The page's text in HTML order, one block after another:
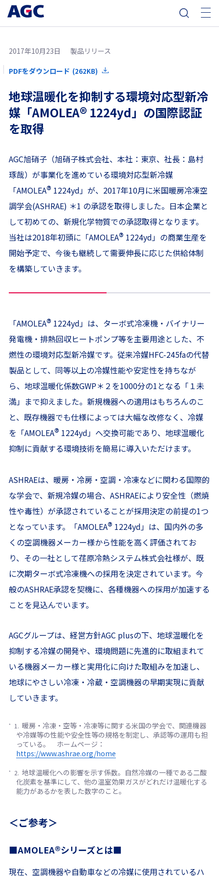
2017年10月23日 製品リリース
PDFをダウンロード (262KB)
地球温暖化を抑制する環境対応型新冷
媒「AMOLEA® 1224yd」の国際認証
を取得
AGC旭硝子（旭硝子株式会社、本社：東京、社長：島村
琢哉）が事業化を進めている環境対応型新冷媒
「AMOLEA® 1224yd」が、2017年10月に米国暖房冷凍空
調学会(ASHRAE) ＊1 の承認を取得しました。日本企業と
して初めての、新規化学物質での承認取得となります。
当社は2018年初頭に「AMOLEA® 1224yd」の商業生産を
開始予定で、今後も継続して需要伸長に応じた供給体制
を構築していきます。
「AMOLEA® 1224yd」は、ターボ式冷凍機・バイナリー
発電機・排熱回収ヒートポンプ等を主要用途とした、不
燃性の環境対応型新冷媒です。従来冷媒HFC-245faの代替
製品として、同等以上の冷媒性能や安定性を持ちなが
ら、地球温暖化係数GWP＊２を1000分の1となる「１未
満」まで抑えました。新規機器への適用はもちろんのこ
と、既存機器でも仕様によっては大幅な改修なく、冷媒
を「AMOLEA® 1224yd」へ交換可能であり、地球温暖化
抑制に貢献する環境技術を簡易に導入いただけます。
ASHRAEは、暖房・冷房・空調・冷凍などに関わる国際的
な学会で、新規冷媒の場合、ASHRAEにより安全性（燃焼
性や毒性）が承認されていることが採用決定の前提の1つ
となっています。「AMOLEA® 1224yd」は、国内外の多
くの空調機器メーカー様から性能を高く評価されてお
り、その一社として荏原冷熱システム株式会社様が、既
に次期ターボ式冷凍機への採用を決定されています。今
般のASHRAE承認を契機に、各種機器への採用が加速する
ことを見込んでいます。
AGCグループは、経営方針AGC plusの下、地球温暖化を
抑制する冷媒の開発や、環境問題に先進的に取組まれて
いる機器メーカー様と実用化に向けた取組みを加速し、
地球にやさしい冷凍・冷蔵・空調機器の早期実現に貢献
していきます。
*
暖房・冷凍・空等・冷凍等に関する米国の学会で、関連機器
や冷媒等の性能や安全性等の規格を制定し、承認等の運用も担
っている。 ホームページ：
https://www.ashrae.org/home
*
地球温暖化への影響を示す係数。自然冷媒の一種である二酸
化炭素を基準にして、他の温室効果ガスがどれだけ温暖化する
能力があるかを表した数字のこと。
＜ご参考＞
■AMOLEA®シリーズとは■
現在、空調機器や自動車などの冷媒に使用されているハ